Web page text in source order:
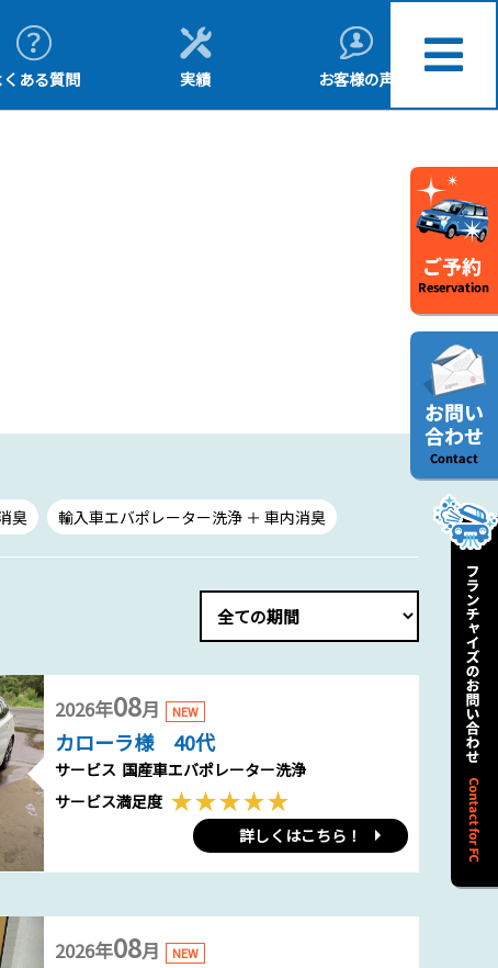
くある質問 実績 お客様の声
臭 輸入車エバポレーター洗浄 ＋ 車内消臭
2026年08月 NEW
カローラ様 40代
サービス 国産車エバポレーター洗浄
サービス満足度
詳しくはこちら！
2026年08月 NEW